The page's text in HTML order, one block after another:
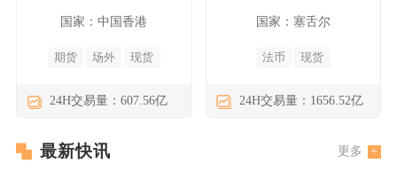
国家：中国香港
期货 场外 现货
24H交易量：607.56亿
国家：塞舌尔
法币 现货
24H交易量：1656.52亿
最新快讯 更多